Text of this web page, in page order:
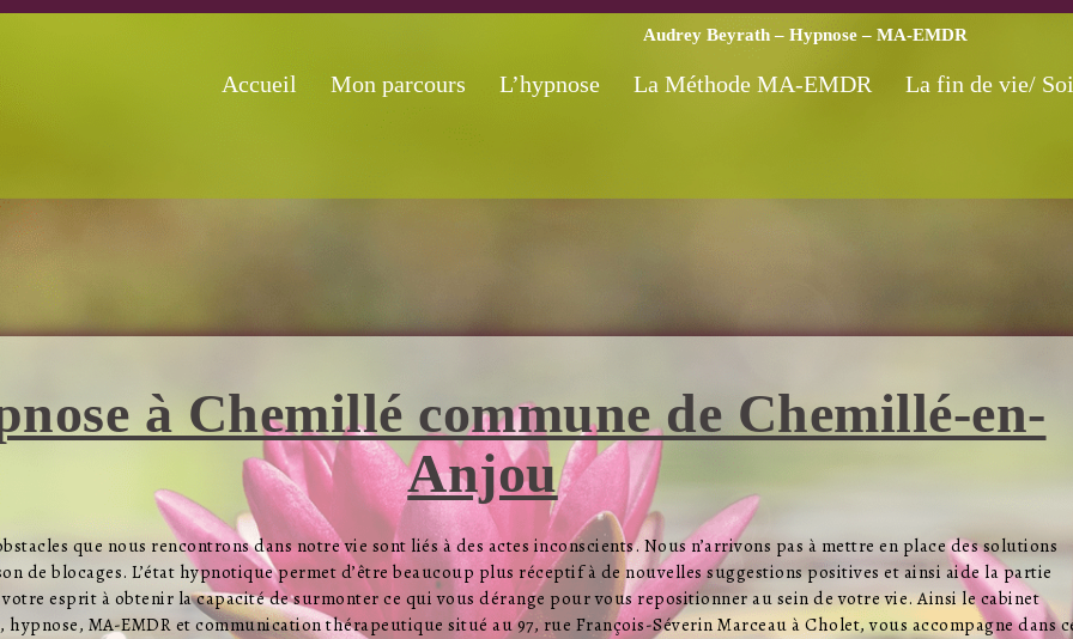
Audrey Beyrath – Hypnose – MA-EMDR
Accueil Mon parcours L’hypnose La Méthode MA-EMDR La fin de vie/
à Chemillé commune de Chemillé-en-
Anjou
que nous rencontrons dans notre vie sont liés à des actes inconscients. Nous n’arrivons pas à mettre en place des solutions
de blocages. L’état hypnotique permet d’être beaucoup plus réceptif à de nouvelles suggestions positives et ainsi aide la partie
esprit à obtenir la capacité de surmonter ce qui vous dérange pour vous repositionner au sein de votre vie. Ainsi le cabinet
MA-EMDR et communication thérapeutique situé au 97, rue François-Séverin Marceau à Cholet, vous accompagne dans